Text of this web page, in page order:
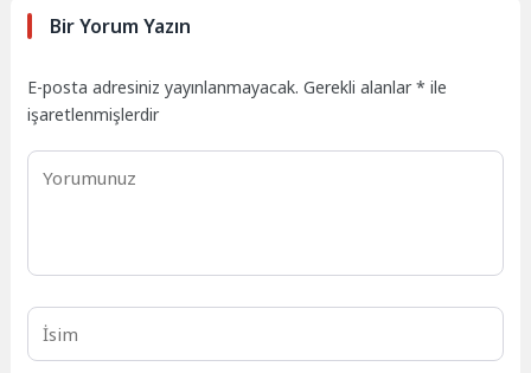
Bir Yorum Yazın
E-posta adresiniz yayınlanmayacak. Gerekli alanlar* ile
işaretlenmişlerdir